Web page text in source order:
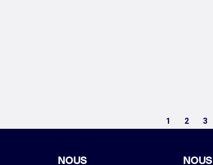
1 2 3
NOUS